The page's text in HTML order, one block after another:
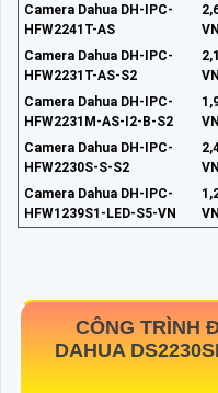
Camera Dahua DH-IPC-
HFW2241T-AS
Camera Dahua DH-IPC-
HFW2231T-AS-S2
Camera Dahua DH-IPC-
HFW2231M-AS-I2-B-S2
Camera Dahua DH-IPC-
HFW2230S-S-S2
Camera Dahua DH-IPC-
HFW1239S1-LED-S5-VN
CÔNG TRÌNH
DAHUA